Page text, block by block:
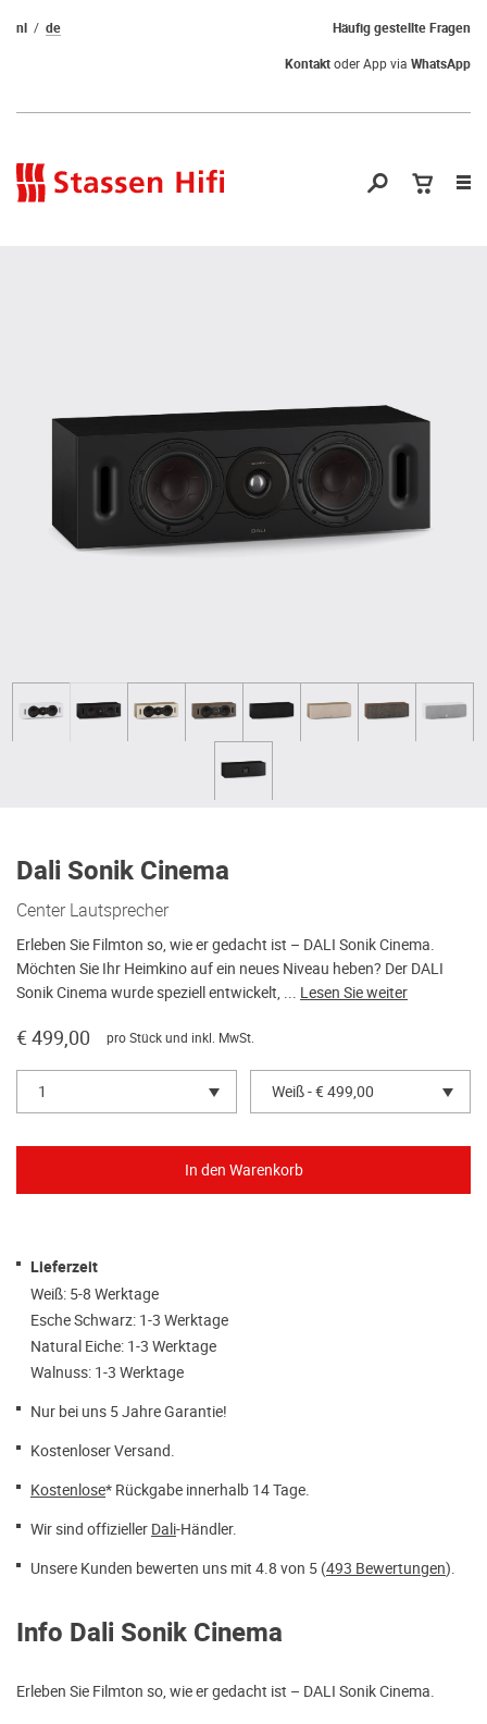
Häufig gestellte Fragen
nl
de
Kontaktoder App via WhatsApp
Dali Sonik Cinema
Center Lautsprecher
Erleben Sie Filmton so, wie er gedacht ist – DALI Sonik Cinema.
Möchten Sie Ihr Heimkino auf ein neues Niveau heben? Der DALI
Sonik Cinema wurde speziell entwickelt, ... Lesen Sie weiter
€ 499,00 pro Stück und inkl. MwSt.
1 Weiß - € 499,00
Lieferzeit
Weiß: 5-8 Werktage
Esche Schwarz: 1-3 Werktage
Natural Eiche: 1-3 Werktage
Walnuss: 1-3 Werktage
Nur bei uns 5 Jahre Garantie!
Kostenloser Versand.
Kostenlose* Rückgabe innerhalb 14 Tage.
Wir sind offizieller Dali-Händler.
Unsere Kunden bewerten uns mit 4.8 von 5 (493 Bewertungen).
Info Dali Sonik Cinema
Erleben Sie Filmton so, wie er gedacht ist – DALI Sonik Cinema.